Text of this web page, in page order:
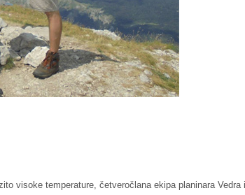
visoke temperature, četveročlana ekipa planinara Vedra